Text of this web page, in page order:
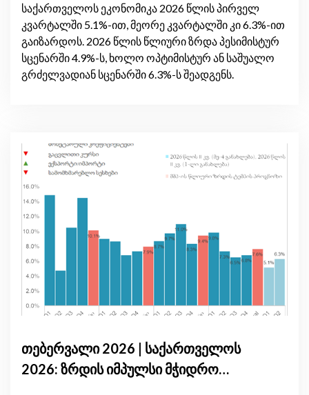
საქართველოს ეკონომიკა 2026 წლის პირველ
კვარტალში 5.1%-ით, მეორე კვარტალში კი 6.3%-ით
გაიზარდოს. 2026 წლის წლიური ზრდა პესიმისტურ
სცენარში 4.9%-ს, ხოლო ოპტიმისტურ ან საშუალო
გრძელვადიან სცენარში 6.3%-ს შეადგენს.
თებერვალი 2026 | საქართველოს
2026: ზრდის იმპულსი მჭიდრო